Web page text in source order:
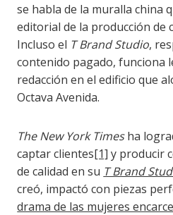
se habla de la muralla china
editorial de la producción de
Incluso el T Brand Studio,
contenido pagado, funciona
redacción en el edificio que
Octava Avenida.
The New York Timesha
captar clientes[1] y producir
de calidad en su T Brand
creó, impactó con piezas
drama de las mujeres